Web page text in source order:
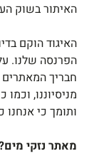
האיתור בשוק
האיגוד הוקם
הפרנסה שלנו.
חבריך המאתרים
מניסיוננו,
ותומך כי אנחנו
מאתר נזקי